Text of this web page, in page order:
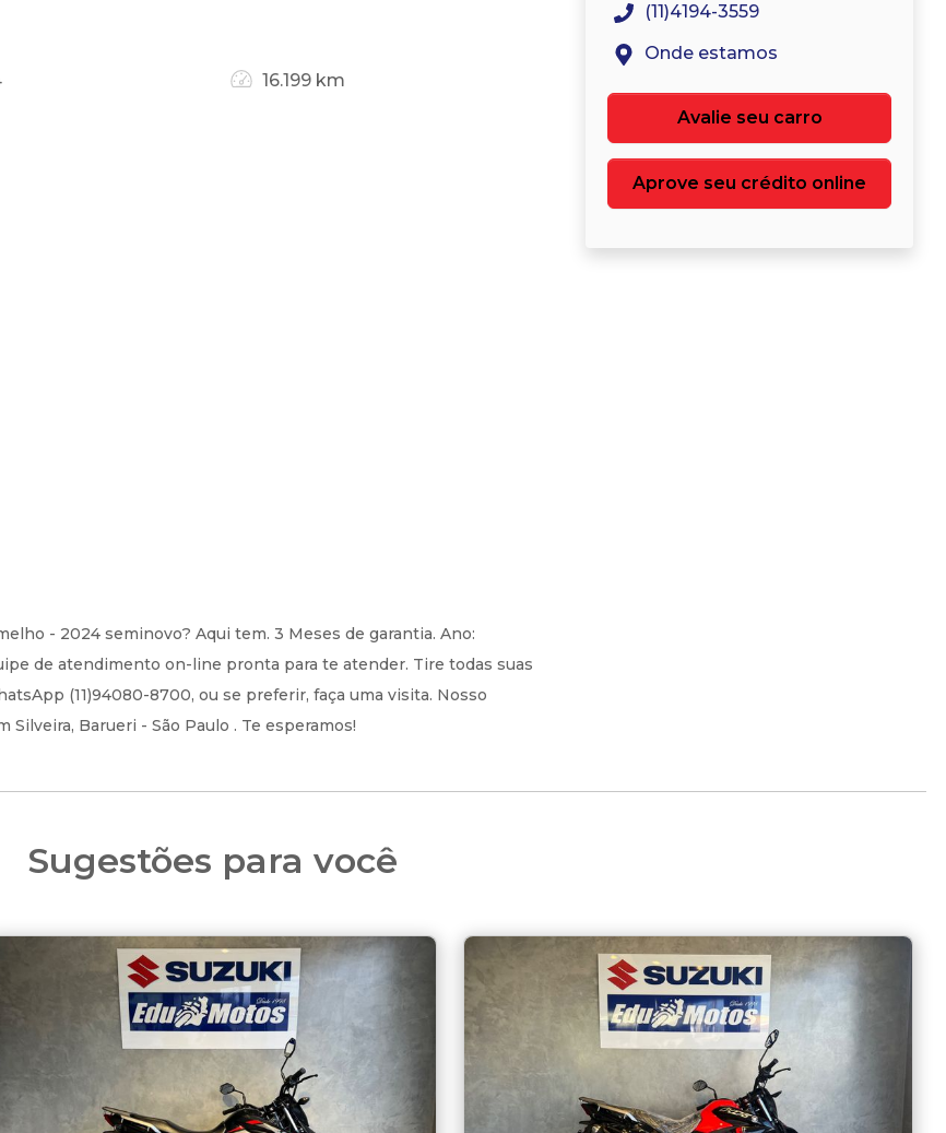
16.199 km
- 2024 seminovo? Aqui tem. 3 Meses de garantia. Ano:
de atendimento on-line pronta para te atender. Tire todas suas
(11)94080-8700, ou se preferir, faça uma visita. Nosso
Barueri - São Paulo . Te esperamos!
(11)4194-3559
Onde estamos
Avalie seu carro
Aprove seu crédito online
Sugestões para você